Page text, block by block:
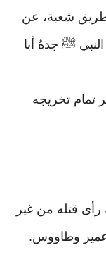
(٤٣٤٤) و(٤٣٤٥) من طريق شعبة، عن
ﷺ جدهُ أبا
(٣٥٧٩). وانظر تمام تخريجه
رأى قتله من غير
عمير وطاووس.